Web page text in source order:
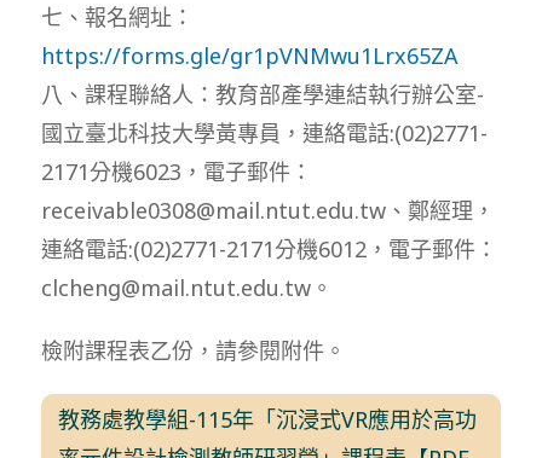
七、報名網址：
https://forms.gle/gr1pVNMwu1Lrx65ZA
八、課程聯絡人：教育部產學連結執行辦公室-
國立臺北科技大學黃專員，連絡電話:(02)2771-
2171分機6023，電子郵件：
receivable0308@mail.ntut.edu.tw、鄭經理，
連絡電話:(02)2771-2171分機6012，電子郵件：
clcheng@mail.ntut.edu.tw。
檢附課程表乙份，請參閱附件。
教務處教學組-115年「沉浸式VR應用於高功